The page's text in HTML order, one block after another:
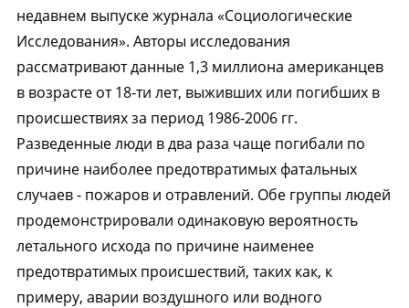
недавнем выпуске журнала «Социологические
Исследования». Авторы исследования
рассматривают данные 1,3 миллиона американцев
в возрасте от 18-ти лет, выживших или погибших в
происшествиях за период 1986-2006 гг.
Разведенные люди в два раза чаще погибали по
причине наиболее предотвратимых фатальных
случаев - пожаров и отравлений. Обе группы людей
продемонстрировали одинаковую вероятность
летального исхода по причине наименее
предотвратимых происшествий, таких как, к
примеру, аварии воздушного или водного